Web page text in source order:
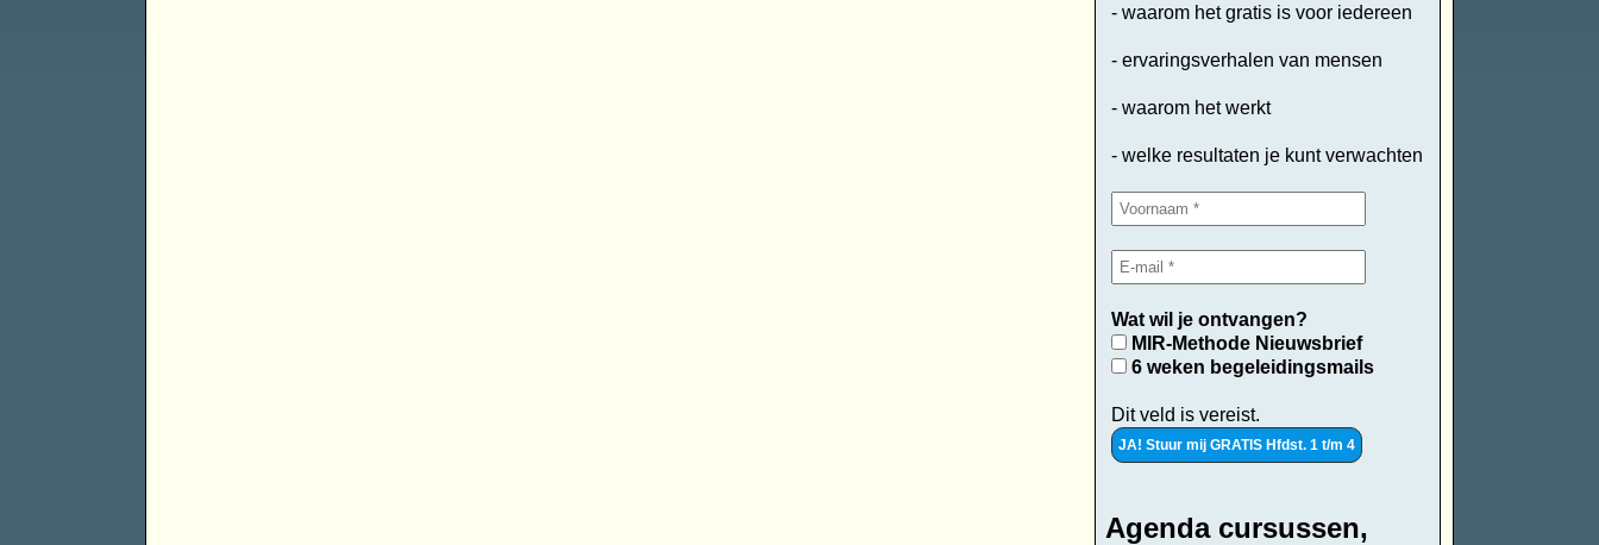
- waarom het gratis is voor iedereen
- ervaringsverhalen van mensen
- waarom het werkt
- welke resultaten je kunt verwachten
Wat wil je ontvangen?
MIR-Methode Nieuwsbrief
6 weken begeleidingsmails
Dit veld is vereist.
Agenda cursussen,